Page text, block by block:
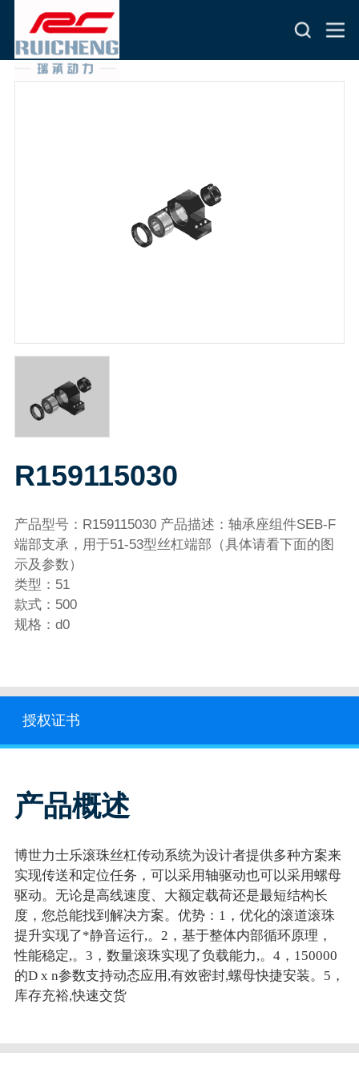
R159115030
产品型号：R159115030 产品描述：轴承座组件SEB-F
端部支承，用于51-53型丝杠端部（具体请看下面的图
示及参数）
类型：51
款式：500
规格：d0
授权证书
产品概述
博世力士乐滚珠丝杠传动系统为设计者提供多种方案来
实现传送和定位任务，可以采用轴驱动也可以采用螺母
驱动。无论是高线速度、大额定载荷还是最短结构长
度，您总能找到解决方案。优势：1，优化的滚道滚珠
提升实现了*静音运行,。2，基于整体内部循环原理，
性能稳定,。3，数量滚珠实现了负载能力,。4，150000
的D x n参数支持动态应用,有效密封,螺母快捷安装。5，
库存充裕,快速交货